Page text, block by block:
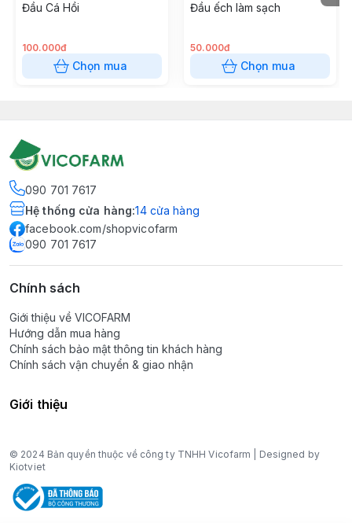
Đầu Cá Hồi
100.000đ
Chọn mua
Đầu ếch làm sạch
50.000đ
Chọn mua
090 701 7617
Hệ thống cửa hàng:14 cửa hàng
facebook.com/shopvicofarm
090 701 7617
Chính sách
Giới thiệu về VICOFARM
Hướng dẫn mua hàng
Chính sách bảo mật thông tin khách hàng
Chính sách vận chuyển & giao nhận
Giới thiệu
© 2024 Bản quyền thuộc về công ty TNHH Vicofarm | Designed by
Kiotviet